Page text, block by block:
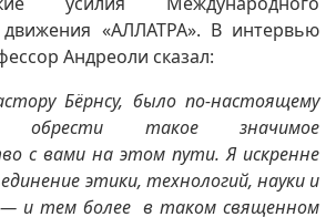
«АЛЛАТРА». В интервью
Андреоли сказал:
Бёрнсу, было по-настоящему
обрести такое значимое
с вами на этом пути. Я искренне
этики, технологий, науки и
— и тем более в таком священном